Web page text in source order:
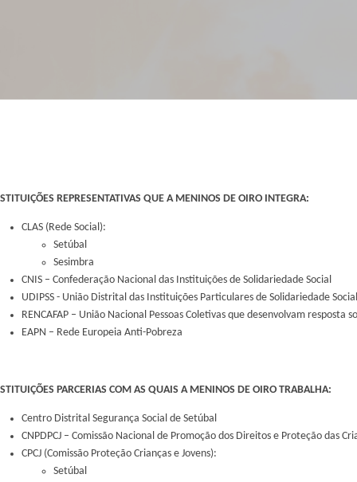
REPRESENTATIVAS QUE A MENINOS DE OIRO INTEGRA:
CLAS (Rede Social):
Setúbal
Sesimbra
CNIS – Confederação Nacional das Instituições de Solidariedade Social
UDIPSS - União Distrital das Instituições Particulares de Solidariedade
RENCAFAP – União Nacional Pessoas Coletivas que desenvolvam resposta
EAPN – Rede Europeia Anti-Pobreza
PARCERIAS COM AS QUAIS A MENINOS DE OIRO TRABALHA:
Centro Distrital Segurança Social de Setúbal
CNPDPCJ – Comissão Nacional de Promoção dos Direitos e Proteção das
CPCJ (Comissão Proteção Crianças e Jovens):
Setúbal